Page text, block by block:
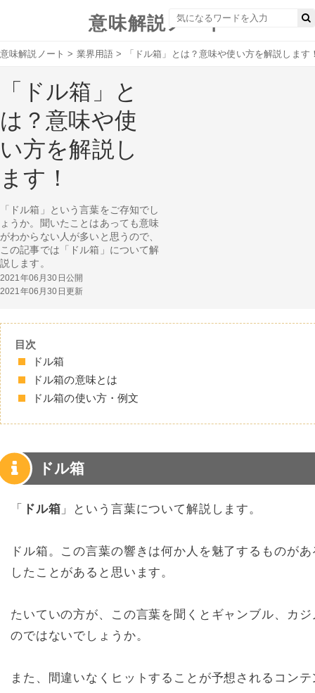
意味解説ノート
意味解説ノート > 業界用語 > 「ドル箱」とは？意味や使い方を解説します
「ドル箱」と
は？意味や使
い方を解説し
ます！
「ドル箱」という言葉をご存知でし
ょうか。聞いたことはあっても意味
がわからない人が多いと思うので、
この記事では「ドル箱」について解
説します。
2021年06月30日公開
2021年06月30日更新
目次
ドル箱
ドル箱の意味とは
ドル箱の使い方・例文
ドル箱
「 ドル箱 」という言葉について解説します。
ドル箱。この言葉の響きは何か人を魅了するものが
したことがあると思います。
たいていの方が、この言葉を聞くとギャンブル、カ
のではないでしょうか。
また、間違いなくヒットすることが予想されるコン